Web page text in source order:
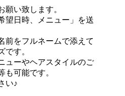
願い致します。
望日時、メニュー」を送
前をフルネームで添えて
です。
ューやヘアスタイルのご
も可能です。
い♪